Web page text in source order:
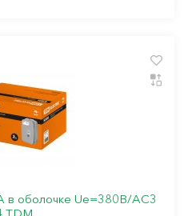
оболочке Ue=380В/АC3